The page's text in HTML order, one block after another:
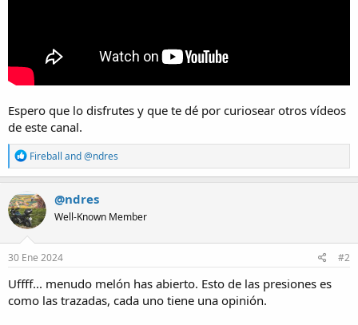
Espero que lo disfrutes y que te dé por curiosear otros vídeos
de este canal.
R
e
a
c
t
i
o
n
s
Fireball and@ndres
@ndres
Well-Known Member
30 Ene 2024 #2
Uffff... menudo melón has abierto. Esto de las presiones es
como las trazadas, cada uno tiene una opinión.